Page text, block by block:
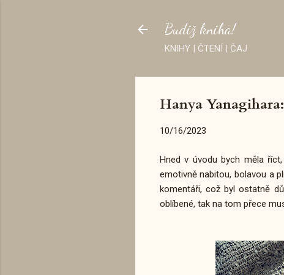
Budiž kniha!
KNIHY | ČTENÍ | ČAJ
Hanya
10/16/2023
Hned v úvodu bych měla
emotivně nabitou, bolavou a
komentáři, což byl ostatně
oblíbené, tak na tom přece